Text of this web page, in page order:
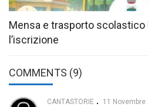
Mensa e trasporto scolastico
l’iscrizione
COMMENTS (9)
CANTASTORIE 11 Novembre